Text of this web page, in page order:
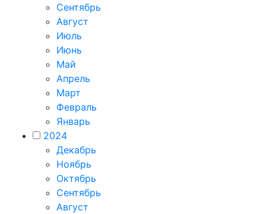
Сентябрь
Август
Июль
Июнь
Май
Апрель
Март
Февраль
Январь
2024
Декабрь
Ноябрь
Октябрь
Сентябрь
Август